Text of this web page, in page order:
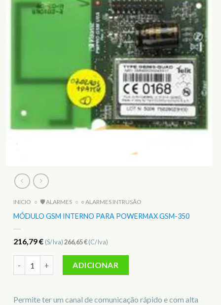
INICIO ○ 🛡️ ALARMES ○ ○ ALARMES INTRUSÃO
MÓDULO GSM INTERNO PARA POWERMAX GSM-350
216,79€ (S/Iva)266,65€(C/Iva)
ADICIONAR
Permite ter um canal de comunicação rápido e com alta